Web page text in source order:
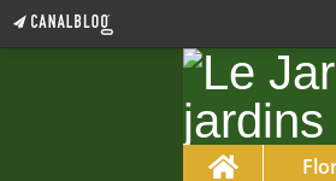
Home